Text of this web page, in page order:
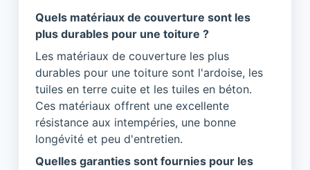
Quels matériaux de couverture sont les
plus durables pour une toiture ?
Les matériaux de couverture les plus
durables pour une toiture sont l'ardoise, les
tuiles en terre cuite et les tuiles en béton.
Ces matériaux offrent une excellente
résistance aux intempéries, une bonne
longévité et peu d'entretien.
Quelles garanties sont fournies pour les